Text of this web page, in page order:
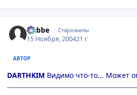
Nabbe Старожилы
15 Ноября, 200421 г
АВТОР
DARTHKIM Видимо что-то... Может